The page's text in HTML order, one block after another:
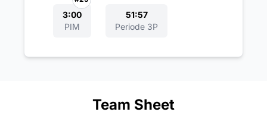
3:00
PIM
51:57
Periode 3P
Team Sheet